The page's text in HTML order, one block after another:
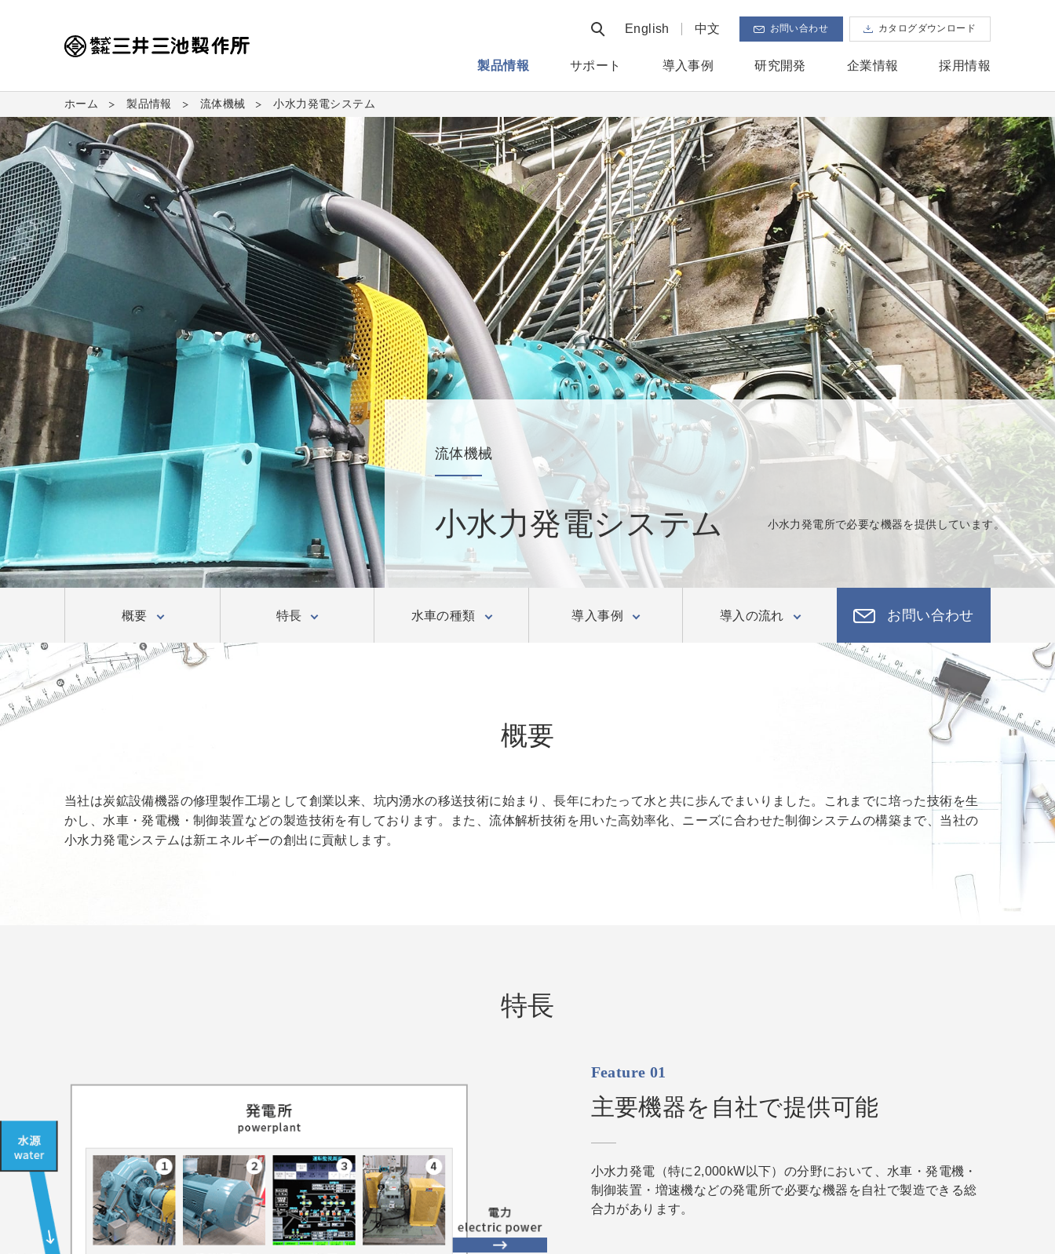
製品情報 サポート 導入事例 研究開発 企業情報 採用情報
検索フォームを開く
English 中文 お問い合わせ カタログダウンロード
ホーム 製品情報 流体機械 小水力発電システム
流体機械
小水力発電システム 小水力発電所で必要な機器を提供しています。
概要 特長 水車の種類 導入事例 導入の流れ お問い合わせ
概要
当社は炭鉱設備機器の修理製作工場として創業以来、坑内湧水の移送技術に始まり、長年にわたって水と共に歩んでまいりました。これまでに培った技術を生
かし、水車・発電機・制御装置などの製造技術を有しております。また、流体解析技術を用いた高効率化、ニーズに合わせた制御システムの構築まで、当社の
小水力発電システムは新エネルギーの創出に貢献します。
特長
Feature 01
主要機器を自社で提供可能
小水力発電（特に2,000kW以下）の分野において、水車・発電機・
制御装置・増速機などの発電所で必要な機器を自社で製造できる総
合力があります。